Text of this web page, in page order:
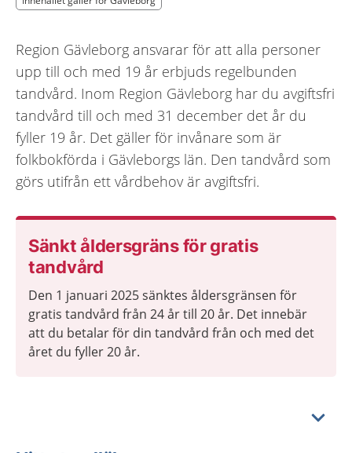
Innehållet gäller för Gävleborg
Region Gävleborg ansvarar för att alla personer
upp till och med 19 år erbjuds regelbunden
tandvård. Inom Region Gävleborg har du avgiftsfri
tandvård till och med 31 december det år du
fyller 19 år. Det gäller för invånare som är
folkbokförda i Gävleborgs län. Den tandvård som
görs utifrån ett vårdbehov är avgiftsfri.
Sänkt åldersgräns för gratis
tandvård
Den 1 januari 2025 sänktes åldersgränsen för
gratis tandvård från 24 år till 20 år. Det innebär
att du betalar för din tandvård från och med det
året du fyller 20 år.